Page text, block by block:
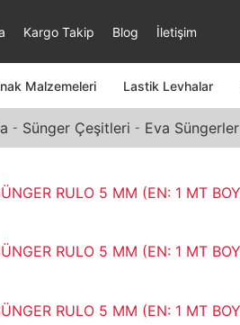
Kargo Takip Blog İletişim
Malzemeleri Lastik Levhalar
Sünger Çeşitleri Eva Süngerler